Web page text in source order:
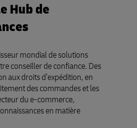
Hub de
mondial de solutions
conseiller de confiance. Des
aux droits d’expédition, en
des commandes et les
du e-commerce,
en matière